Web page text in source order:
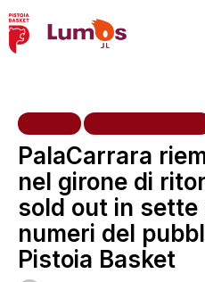
PalaCarrara
nel girone di
sold out in
numeri del
Pistoia Basket